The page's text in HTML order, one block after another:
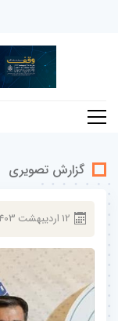
گزارش تصویری
12ارديبهشت